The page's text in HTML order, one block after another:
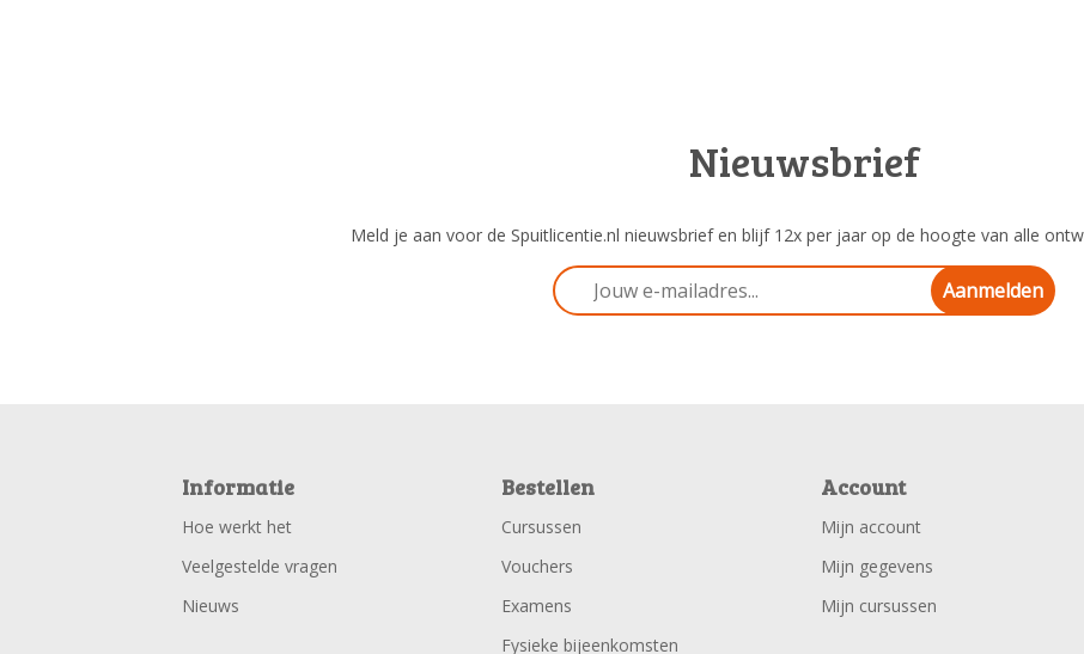
Nieuwsbrief
Meld je aan voor de Spuitlicentie.nl nieuwsbrief en blijf 12x per jaar op de hoogte van alle
Aanmelden
Informatie
Hoe werkt het
Veelgestelde vragen
Nieuws
Bestellen
Cursussen
Vouchers
Examens
Fysieke bijeenkomsten
Account
Mijn account
Mijn gegevens
Mijn cursussen